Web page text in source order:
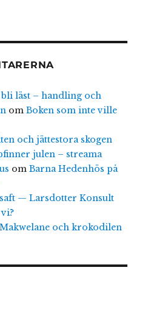
läst – handling och
om Boken som inte ville
och jättestora skogen
julen – streama
om Barna Hedenhös på
— Larsdotter Konsult
Makwelane och krokodilen